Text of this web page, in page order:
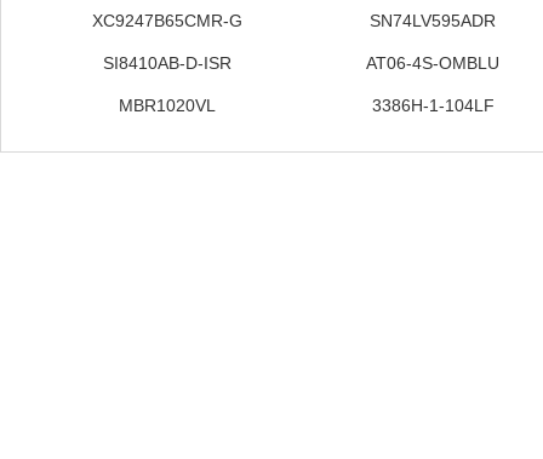
XC9247B65CMR-G SN74LV595ADR
SI8410AB-D-ISR AT06-4S-OMBLU
MBR1020VL 3386H-1-104LF